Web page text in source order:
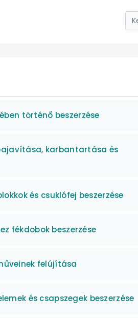
történő beszerzése
karbantartása és
és csuklófej beszerzése
fékdobok beszerzése
felújítása
és csapszegek beszerzése